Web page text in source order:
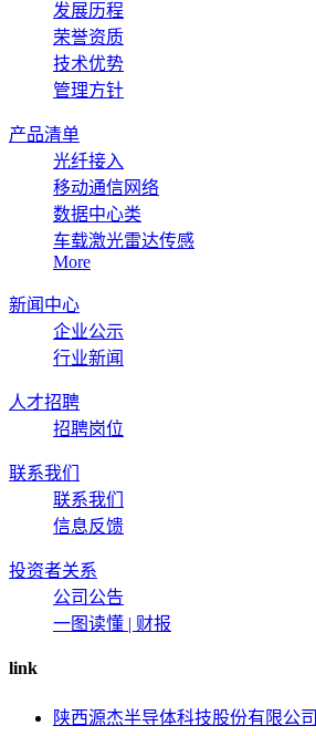
发展历程
荣誉资质
技术优势
管理方针
产品清单
光纤接入
移动通信网络
数据中心类
车载激光雷达传感
More
新闻中心
企业公示
行业新闻
人才招聘
招聘岗位
联系我们
联系我们
信息反馈
投资者关系
公司公告
一图读懂 | 财报
link
陕西源杰半导体科技股份有限公司